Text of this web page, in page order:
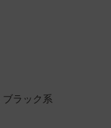
ブラック系